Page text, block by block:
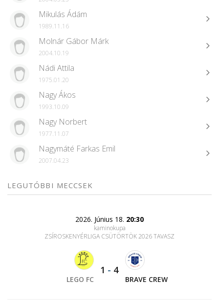
Mikulás Ádám
1989.11.16
Molnár Gábor Márk
2004.10.19
Nádi Attila
1975.01.20
Nagy Ákos
1993.10.09
Nagy Norbert
1977.11.07
Nagymáté Farkas Emil
2007.04.23
LEGUTÓBBI MECCSEK
2026. Június 18. 20:30
kaminokupa
ZSÍROSKENYÉRLIGA CSÜTÖRTÖK 2026 TAVASZ
LEGO FC
1 - 4
BRAVE CREW